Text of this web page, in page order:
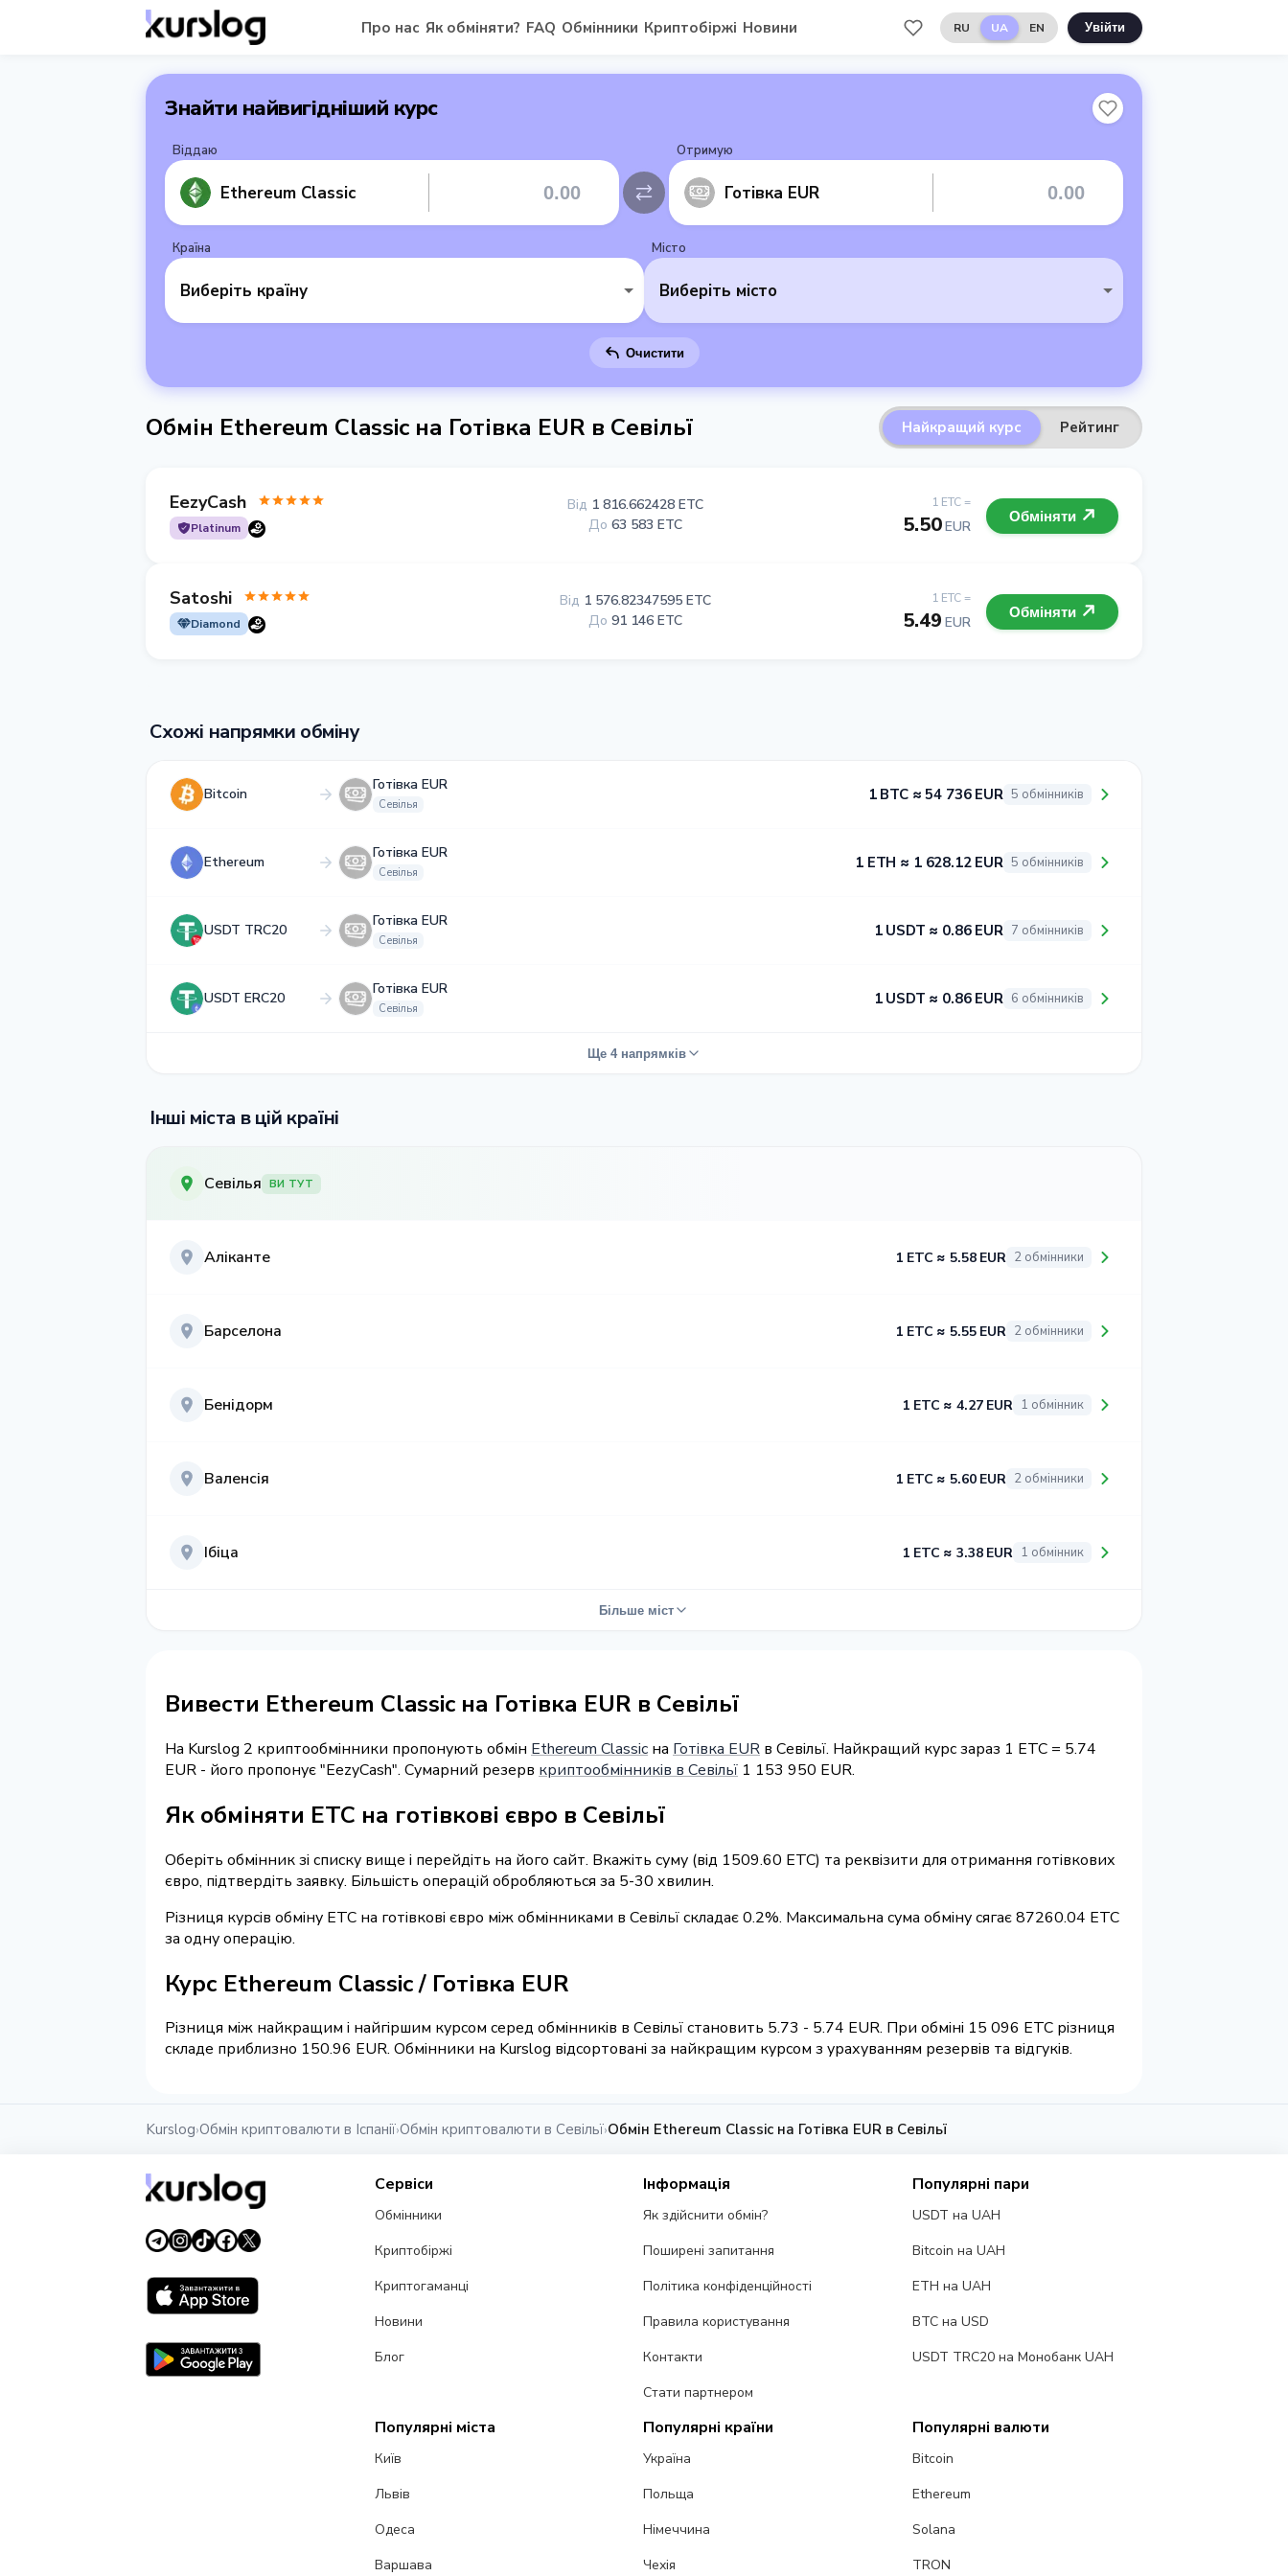
Про нас Як обміняти? FAQ Обмінники Криптобіржі Новини RU UA EN Увійти
Знайти найвигідніший курс
Віддаю
Ethereum Classic
Отримую
Готівка EUR
Країна
Виберіть країну
Місто
Виберіть місто
Очистити
Обмін Ethereum Classic на Готівка EUR в Севільї Найкращий курс Рейтинг
EezyCash
Platinum
1 ETC =
5.50EUR
Від 1 816.662428 ETC
До 63 583 ETC Обміняти
Satoshi
Diamond
1 ETC =
5.49 EUR
Від 1 576.82347595 ETC
До 91 146 ETC Обміняти
Схожі напрямки обміну
Bitcoin
Готівка EUR
Севілья
1 BTC ≈ 54 736 EUR 5 обмінників
Ethereum
Готівка EUR
Севілья
1 ETH ≈ 1 628.12 EUR 5 обмінників
USDT TRC20
Готівка EUR
Севілья
1 USDT ≈ 0.86 EUR 7 обмінників
USDT ERC20
Готівка EUR
Севілья
1 USDT ≈ 0.86 EUR 6 обмінників
Ще 4 напрямків
Інші міста в цій країні
Севілья ВИ ТУТ
Аліканте 1 ETC ≈ 5.58 EUR 2 обмінники
Барселона 1 ETC ≈ 5.55 EUR 2 обмінники
Бенідорм 1 ETC ≈ 4.27 EUR 1 обмінник
Валенсія 1 ETC ≈ 5.60 EUR 2 обмінники
Ібіца 1 ETC ≈ 3.38 EUR 1 обмінник
Більше міст
Вивести Ethereum Classic на Готівка EUR в Севільї
На Kurslog 2 криптообмінники пропонують обмін Ethereum Classic на Готівка EUR в Севільї. Найкращий курс зараз 1 ETC = 5.74
EUR - його пропонує "EezyCash". Сумарний резерв криптообмінників в Севільї 1 153 950 EUR.
Як обміняти ETC на готівкові євро в Севільї
Оберіть обмінник зі списку вище і перейдіть на його сайт. Вкажіть суму (від 1509.60 ETC) та реквізити для отримання готівкових
євро, підтвердіть заявку. Більшість операцій обробляються за 5-30 хвилин.
Різниця курсів обміну ETC на готівкові євро між обмінниками в Севільї складає 0.2%. Максимальна сума обміну сягає 87260.04 ETC
за одну операцію.
Курс Ethereum Classic / Готівка EUR
Різниця між найкращим і найгіршим курсом серед обмінників в Севільї становить 5.73 - 5.74 EUR. При обміні 15 096 ETC різниця
складе приблизно 150.96 EUR. Обмінники на Kurslog відсортовані за найкращим курсом з урахуванням резервів та відгуків.
Kurslog›Обмін криптовалюти в Іспанії›Обмін криптовалюти в Севільї›Обмін Ethereum Classic на Готівка EUR в Севільї
Сервіси
Обмінники
Криптобіржі
Криптогаманці
Новини
Блог
Інформація
Як здійснити обмін?
Поширені запитання
Політика конфіденційності
Правила користування
Контакти
Стати партнером
Популярні пари
USDT на UAH
Bitcoin на UAH
ETH на UAH
BTC на USD
USDT TRC20 на Монобанк UAH
Популярні міста
Київ
Львів
Одеса
Варшава
Популярні країни
Україна
Польща
Німеччина
Чехія
Популярні валюти
Bitcoin
Ethereum
Solana
TRON